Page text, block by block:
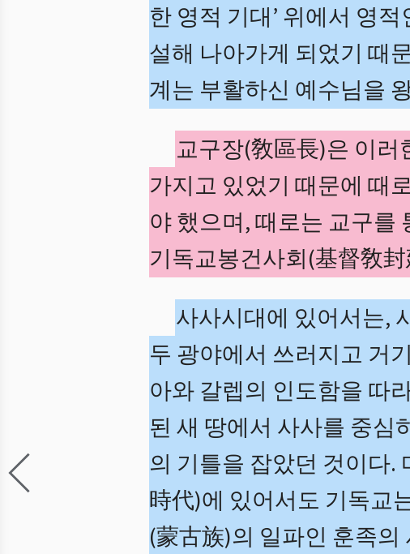
한 영적 기대’ 위에서 영
설해 나아가게 되었기 때
계는 부활하신 예수님을
교구장(敎區長)은 이러
가지고 있었기 때문에 때
야 했으며, 때로는 교구를
기독교봉건사회(基督敎
사사시대에 있어서는,
두 광야에서 쓰러지고 거
아와 갈렙의 인도함을 따
된 새 땅에서 사사를 중심
의 기틀을 잡았던 것이다
時代)에 있어서도 기독교
(蒙古族)의 일파인 훈족